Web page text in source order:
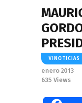
VINOTICIAS
enero 2013
635 Views